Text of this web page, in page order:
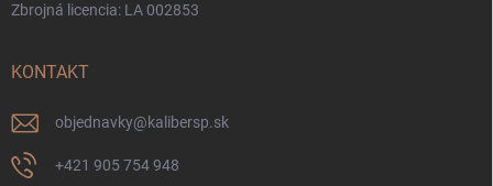
Zbrojná licencia: LA 002853
KONTAKT
objednavky@kalibersp.sk
+421 905 754 948